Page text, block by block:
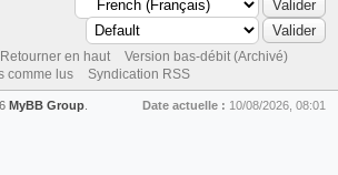
Retourner en haut
Version bas-débit (Archivé)
comme lus
Syndication RSS
Date actuelle : 10/08/2026, 08:01
MyBB Group.